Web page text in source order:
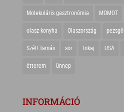
Molekuláris gasztronómia MOMOT
olasz konyha Olaszország pezsgő
Széll Tamás sör tokaj USA
étterem ünnep
INFORMÁCIÓ